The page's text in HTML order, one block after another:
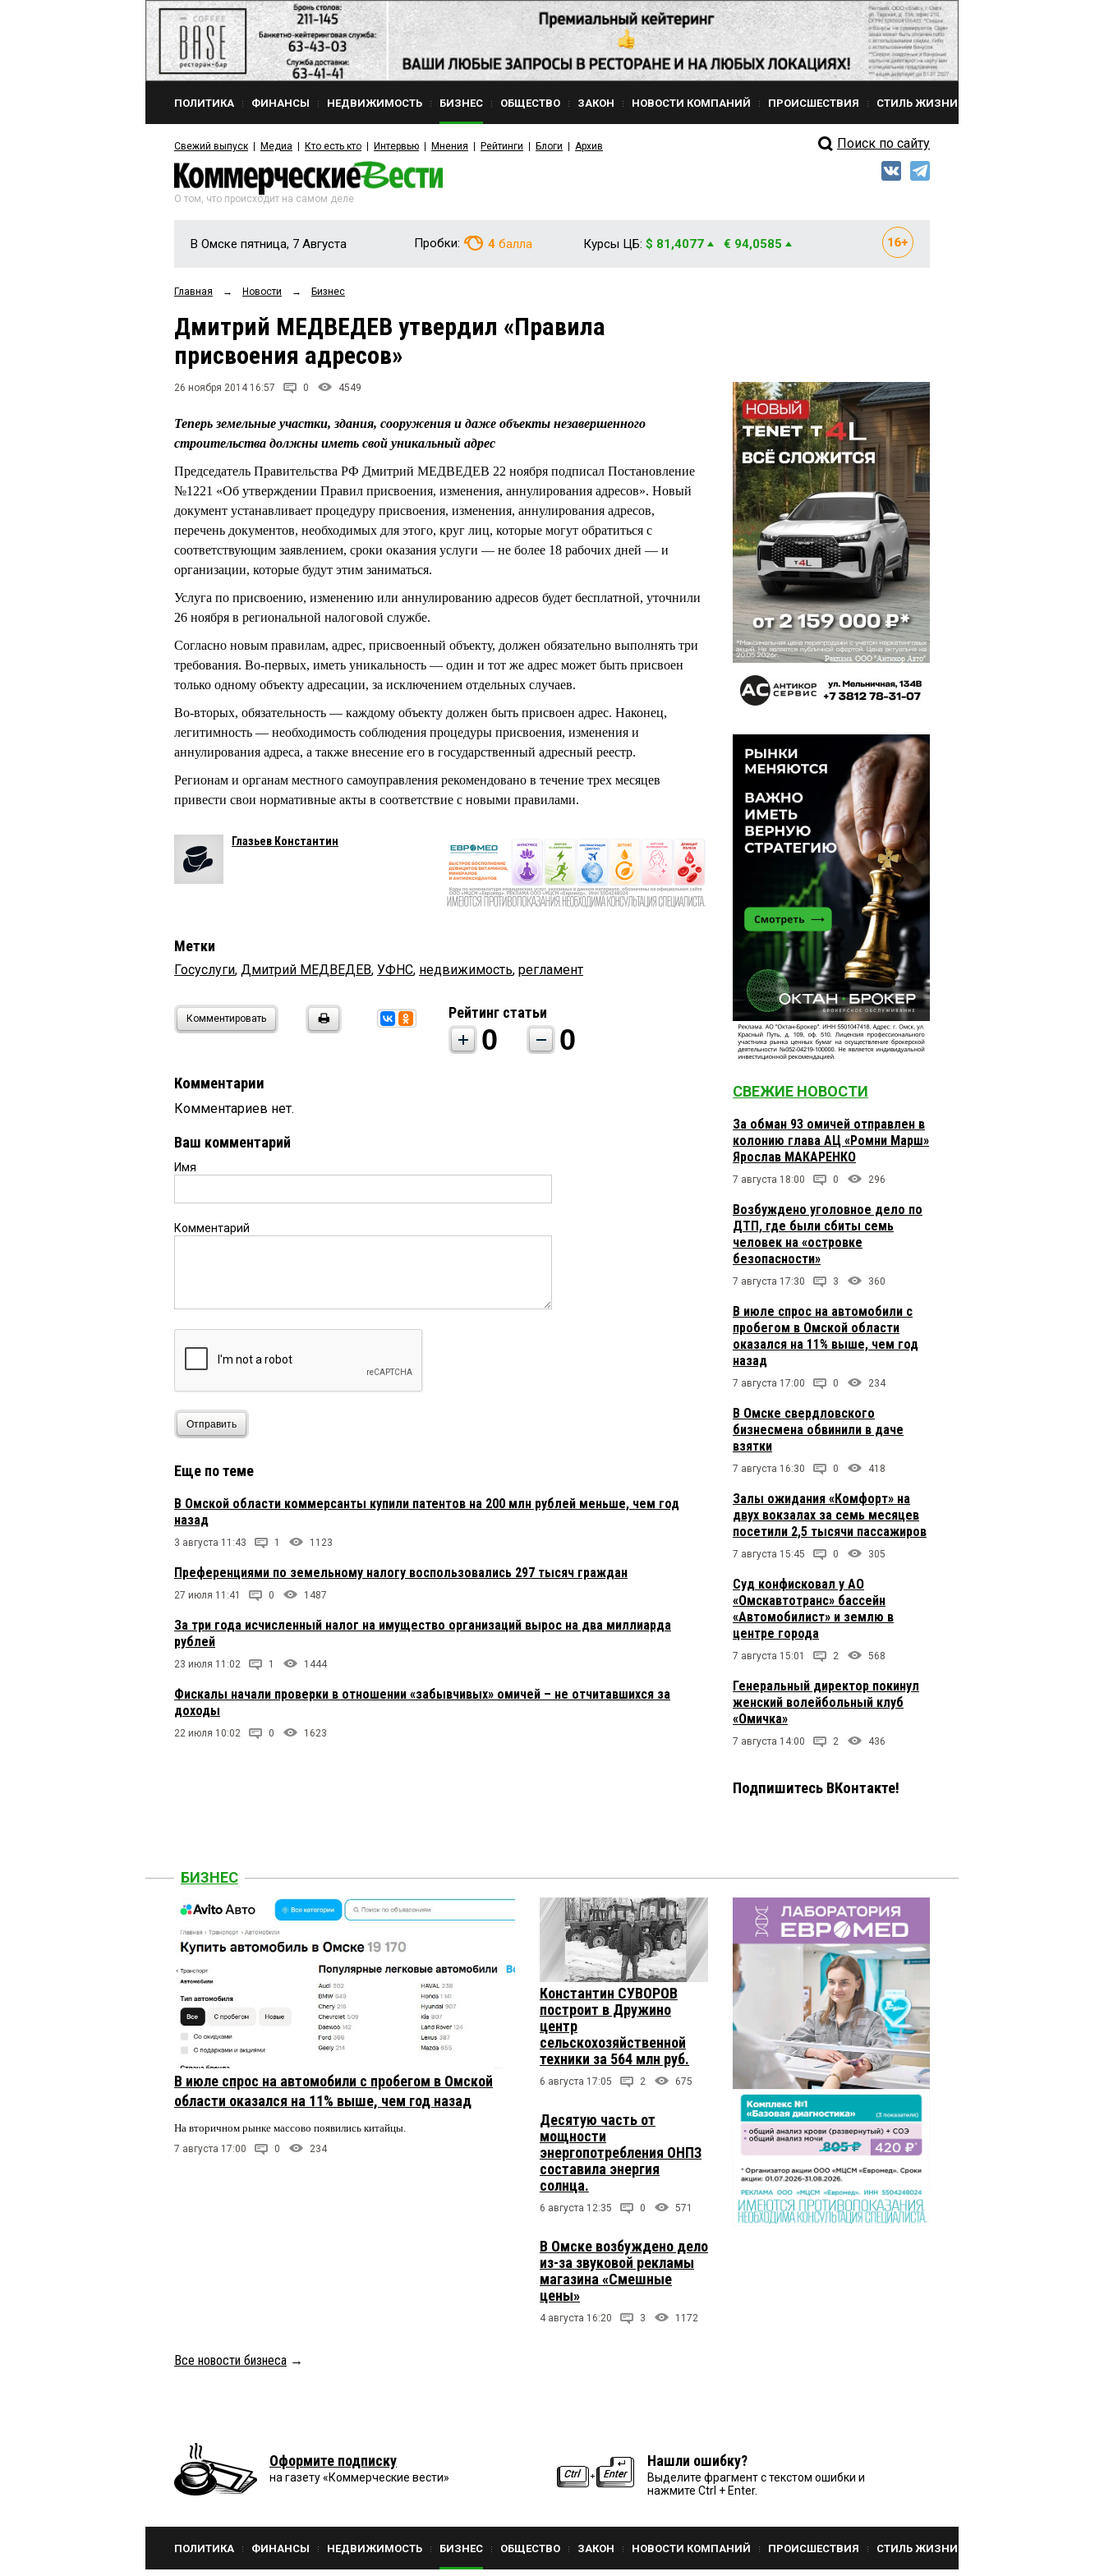
ПОЛИТИКА ФИНАНСЫ НЕДВИЖИМОСТЬ БИЗНЕС ОБЩЕСТВО ЗАКОН НОВОСТИ КОМПАНИЙ ПРОИСШЕСТВИЯ СТИЛЬ ЖИЗНИ
Свежий выпуск Медиа Кто есть кто Интервью Мнения Рейтинги Блоги Архив Поиск по сайту
О том, что происходит на самом деле
В Омске пятница, 7 Августа Пробки: 4 балла Курсы ЦБ: $ 81,4077 € 94,0585
Главная → Новости → Бизнес
Дмитрий МЕДВЕДЕВ утвердил «Правила
присвоения адресов»
26 ноября 2014 16:57 0 4549
Теперь земельные участки, здания, сооружения и даже объекты незавершенного
строительства должны иметь свой уникальный адрес
Председатель Правительства РФ Дмитрий МЕДВЕДЕВ 22 ноября подписал Постановление
№1221 «Об утверждении Правил присвоения, изменения, аннулирования адресов». Новый
документ устанавливает процедуру присвоения, изменения, аннулирования адресов,
перечень документов, необходимых для этого, круг лиц, которые могут обратиться с
соответствующим заявлением, сроки оказания услуги — не более 18 рабочих дней — и
организации, которые будут этим заниматься.
Услуга по присвоению, изменению или аннулированию адресов будет бесплатной, уточнили
26 ноября в региональной налоговой службе.
Согласно новым правилам, адрес, присвоенный объекту, должен обязательно выполнять три
требования. Во-первых, иметь уникальность — один и тот же адрес может быть присвоен
только одному объекту адресации, за исключением отдельных случаев.
Во-вторых, обязательность — каждому объекту должен быть присвоен адрес. Наконец,
легитимность — необходимость соблюдения процедуры присвоения, изменения и
аннулирования адреса, а также внесение его в государственный адресный реестр.
Регионам и органам местного самоуправления рекомендовано в течение трех месяцев
привести свои нормативные акты в соответствие с новыми правилами.
Глазьев Константин
Метки
Госуслуги, Дмитрий МЕДВЕДЕВ, УФНС, недвижимость, регламент
Комментировать Рейтинг статьи
0 0
Комментарии
Комментариев нет.
Ваш комментарий
Имя
Комментарий
Отправить
Еще по теме
В Омской области коммерсанты купили патентов на 200 млн рублей меньше, чем год
назад
3 августа 11:43 1 1123
Преференциями по земельному налогу воспользовались 297 тысяч граждан
27 июля 11:41 0 1487
За три года исчисленный налог на имущество организаций вырос на два миллиарда
рублей
23 июля 11:02 1 1444
Фискалы начали проверки в отношении «забывчивых» омичей – не отчитавшихся за
доходы
22 июля 10:02 0 1623
СВЕЖИЕ НОВОСТИ
За обман 93 омичей отправлен в
колонию глава АЦ «Ромни Марш»
Ярослав МАКАРЕНКО
7 августа 18:00 0 296
Возбуждено уголовное дело по
ДТП, где были сбиты семь
человек на «островке
безопасности»
7 августа 17:30 3 360
В июле спрос на автомобили с
пробегом в Омской области
оказался на 11% выше, чем год
назад
7 августа 17:00 0 234
В Омске свердловского
бизнесмена обвинили в даче
взятки
7 августа 16:30 0 418
Залы ожидания «Комфорт» на
двух вокзалах за семь месяцев
посетили 2,5 тысячи пассажиров
7 августа 15:45 0 305
Суд конфисковал у АО
«Омскавтотранс» бассейн
«Автомобилист» и землю в
центре города
7 августа 15:01 2 568
Генеральный директор покинул
женский волейбольный клуб
«Омичка»
7 августа 14:00 2 436
Подпишитесь ВКонтакте!
БИЗНЕС
В июле спрос на автомобили с пробегом в Омской
области оказался на 11% выше, чем год назад
На вторичном рынке массово появились китайцы.
7 августа 17:00 0 234
Константин СУВОРОВ
построит в Дружино
центр
сельскохозяйственной
техники за 564 млн руб.
6 августа 17:05 2 675
Десятую часть от
мощности
энергопотребления ОНПЗ
составила энергия
солнца.
6 августа 12:35 0 571
В Омске возбуждено дело
из-за звуковой рекламы
магазина «Смешные
цены»
4 августа 16:20 3 1172
Все новости бизнеса →
Оформите подписку
на газету «Коммерческие вести»
Нашли ошибку?
Выделите фрагмент с текстом ошибки и
нажмите Ctrl + Enter.
ПОЛИТИКА ФИНАНСЫ НЕДВИЖИМОСТЬ БИЗНЕС ОБЩЕСТВО ЗАКОН НОВОСТИ КОМПАНИЙ ПРОИСШЕСТВИЯ СТИЛЬ ЖИЗНИ